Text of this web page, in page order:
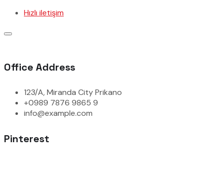
Hızlı iletişim
Office Address
123/A, Miranda City Prikano
+0989 7876 9865 9
info@example.com
Pinterest